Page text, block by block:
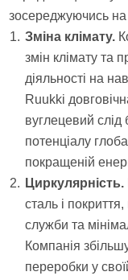
зосереджуючись
Зміна клімату.
змін клімату та
діяльності на
Ruukki
вуглецевий слід
потенціалу
покращеній
Циркулярність.
сталь і
служби та
Компанія
переробки у